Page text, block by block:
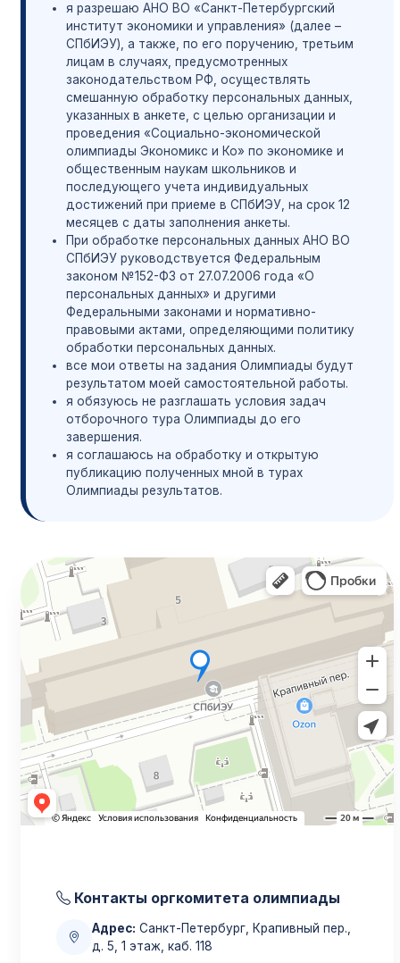
добровольно. Взимание оплаты (в какой-либо
форме) за участие в Олимпиаде не допускается.
Официальным источником информации для
участников Олимпиады и рабочей площадкой
для выполнения олимпиадных заданий является
электро-образовательная среда на сайте
spbiem.ru в сети «Интернет» (далее – портал
Олимпиады).
Лицу, планирующему принять участие в
Олимпиаде, следует заполнить анкету по
ссылке:
https://forms.yandex.ru/u/698f04e702848f6b4b6f928d
В течение 1-2 рабочих дней на эл. почту,
указанную в анкете, придет пароль и логин для
участия в Олимпиаде.
Решение заданий 1 этапа доступно до 23.59 15
апреля включительно.
Оргкомитет Олимпиады оставляет за собой
право блокировать учетные записи и
аннулировать результаты тех участников, в
анкетах которых приведены некорректные
данные.
Отборочный дистанционный тур проводится в
один этап для всех школьников 9, 10 и 11 классов
продолжительностью 120 (сто двадцать) минут.
Количество заданий в олимпиадном тесте равно
30 (тридцати).
Итоговый рейтинг участника по результатам
отборочного тура равен сумме баллов,
набранных им во время выполнения
Количество участников, приглашенных на
заключительный тур, не может превышать 45
(сорок пять) процентов от общего фактического
числа участников отборочного тура.
я разрешаю АНО ВО «Санкт-Петербургский
институт экономики и управления» (далее –
СПбИЭУ), а также, по его поручению, третьим
лицам в случаях, предусмотренных
законодательством РФ, осуществлять
смешанную обработку персональных данных,
указанных в анкете, с целью организации и
проведения «Социально-экономической
олимпиады Экономикс и Ко» по экономике и
общественным наукам школьников и
последующего учета индивидуальных
достижений при приеме в СПбИЭУ, на срок 12
месяцев с даты заполнения анкеты.
При обработке персональных данных АНО ВО
СПбИЭУ руководствуется Федеральным
законом №152-ФЗ от 27.07.2006 года «О
персональных данных» и другими
Федеральными законами и нормативно-
правовыми актами, определяющими политику
обработки персональных данных.
все мои ответы на задания Олимпиады будут
результатом моей самостоятельной работы.
я обязуюсь не разглашать условия задач
отборочного тура Олимпиады до его
завершения.
я соглашаюсь на обработку и открытую
публикацию полученных мной в турах
Олимпиады результатов.
Контакты оргкомитета олимпиады
Адрес: Санкт-Петербург, Крапивный пер.,
д. 5, 1 этаж, каб. 118